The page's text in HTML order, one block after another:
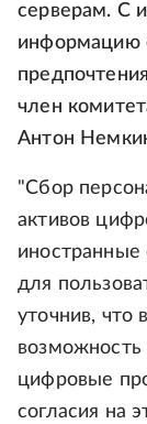
серверам. С
информацию
член
Антон
"Сбор
активов
для
уточнив, что
цифровые
согласия на